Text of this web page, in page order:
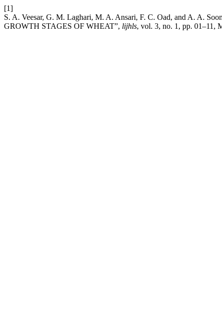
[1]
S. A. Veesar, G. M. Laghari, M. A. Ansari, F. C. Oad, and A. A.
GROWTH STAGES OF WHEAT”, lijhls, vol. 3, no. 1, pp. 01–11,